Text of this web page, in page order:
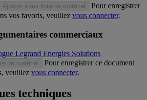
Ajouter à ma liste de matériel
Pour enregistrer
vos favoris, veuillez vous connecter.
commerciaux
Legrand Energies Solutions
de matériel
Pour enregistrer ce document
veuillez vous connecter.
techniques